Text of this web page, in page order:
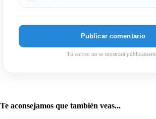
Tu correo no se mostrará
Te aconsejamos que también veas...